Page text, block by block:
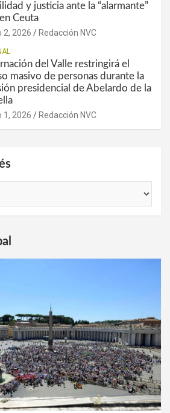
y justicia ante la “alarmante”
Ceuta
2, 2026 Redacción NVC
del Valle restringirá el
masivo de personas durante la
presidencial de Abelardo de la
1, 2026 Redacción NVC